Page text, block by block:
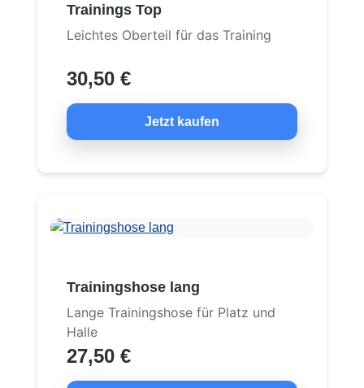
Trainings Top
Leichtes Oberteil für das Training
30,50 €
Jetzt kaufen
Trainingshose lang
Lange Trainingshose für Platz und
Halle
27,50 €